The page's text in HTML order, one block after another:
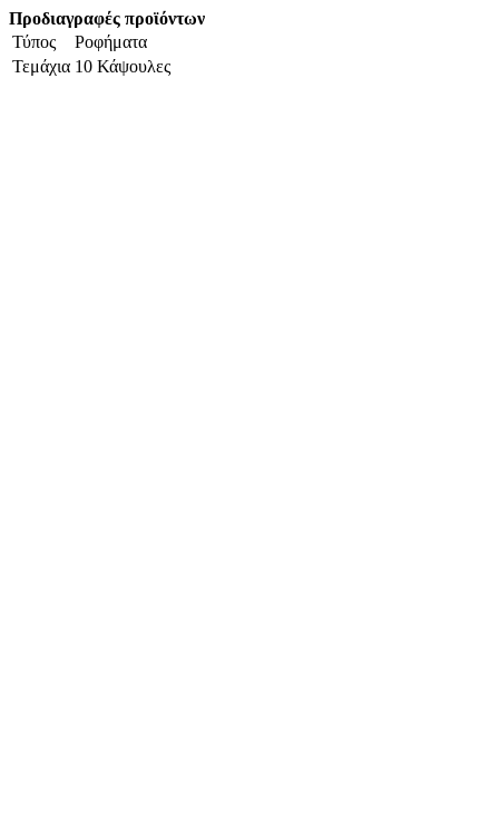
Προδιαγραφές προϊόντων
Τύπος
Ροφήματα
Τεμάχια 10 Κάψουλες